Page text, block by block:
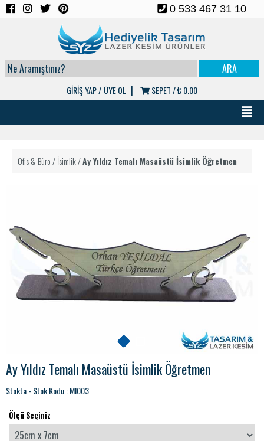
0 533 467 31 10
GİRİŞ YAP / ÜYE OL | SEPET /₺ 0.00
Ofis & Büro/İsimlik/Ay Yıldız Temalı Masaüstü İsimlik Öğretmen
Ay Yıldız Temalı Masaüstü İsimlik Öğretmen
Stokta - Stok Kodu : MI003
Ölçü Seçiniz